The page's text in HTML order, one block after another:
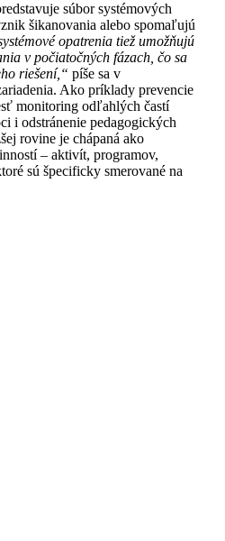
súbor systémových
šikanovania alebo spomaľujú
opatrenia tiež umožňujú
v počiatočných fázach, čo sa
riešení,“ píše sa v
Ako príklady prevencie
monitoring odľahlých častí
i odstránenie pedagogických
rovine je chápaná ako
– aktivít, programov,
sú špecificky smerované na